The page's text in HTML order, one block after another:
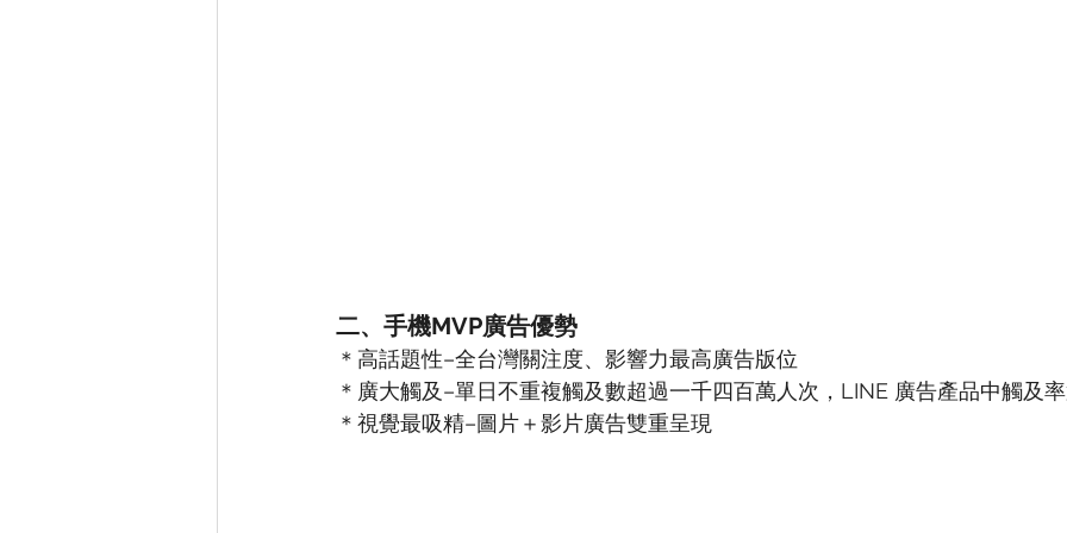
二、手機MVP廣告優勢
＊高話題性–全台灣關注度、影響力最高廣告版位
＊廣大觸及–單日不重複觸及數超過一千四百萬人次，LINE 廣告產品中觸及
＊視覺最吸精–圖片＋影片廣告雙重呈現